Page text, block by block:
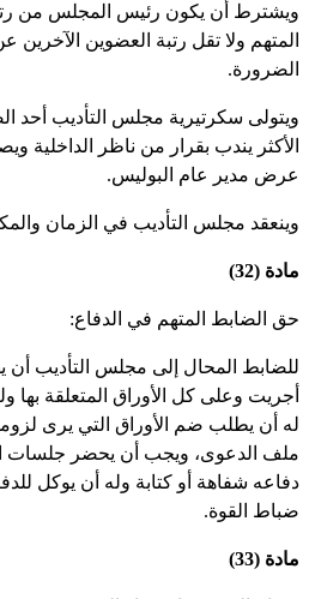
أن يكون رئيس المجلس من رتبة
ولا تقل رتبة العضوين الآخرين عن
سكرتيرية مجلس التأديب أحد
يندب بقرار من ناظر الداخلية
مدير عام البوليس.
مجلس التأديب في الزمان والمكان
(32)
الضابط المتهم في الدفاع:
المحال إلى مجلس التأديب أن
وعلى كل الأوراق المتعلقة بها
أن يطلب ضم الأوراق التي يرى
الدعوى، ويجب أن يحضر جلسات
شفاهة أو كتابة وله أن يوكل
القوة.
(33)